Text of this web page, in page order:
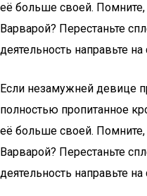
её больше своей.
Варварой? Перестаньте
деятельность направьте на
Если незамужней девице
полностью пропитанное
её больше своей.
Варварой? Перестаньте
деятельность направьте на